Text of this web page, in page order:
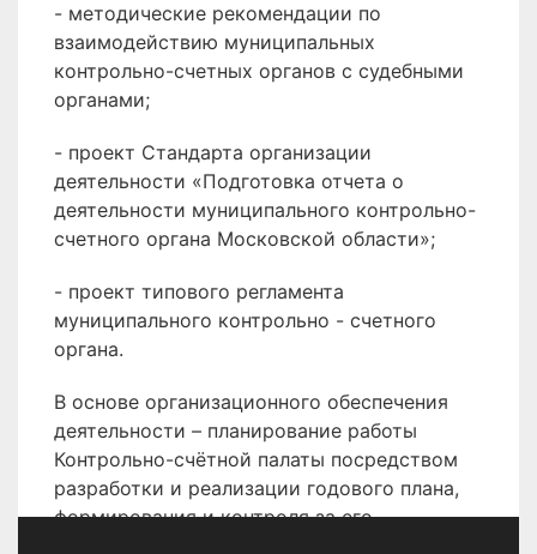
- методические рекомендации по
взаимодействию муниципальных
контрольно-счетных органов с судебными
органами;
- проект Стандарта организации
деятельности «Подготовка отчета о
деятельности муниципального контрольно-
счетного органа Московской области»;
- проект типового регламента
муниципального контрольно - счетного
органа.
В основе организационного обеспечения
деятельности – планирование работы
Контрольно-счётной палаты посредством
разработки и реализации годового плана,
формирования и контроля за его